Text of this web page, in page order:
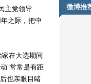
主党领导
之际，把中
在大选期间
”常常是有距
也亲眼目睹
微博推